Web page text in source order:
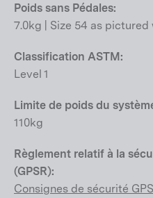
Poids sans Pédales:
7.0kg | Size 54 as
Classification ASTM:
Level 1
Limite de poids du
110kg
Règlement relatif à la
(GPSR):
Consignes de sécurité